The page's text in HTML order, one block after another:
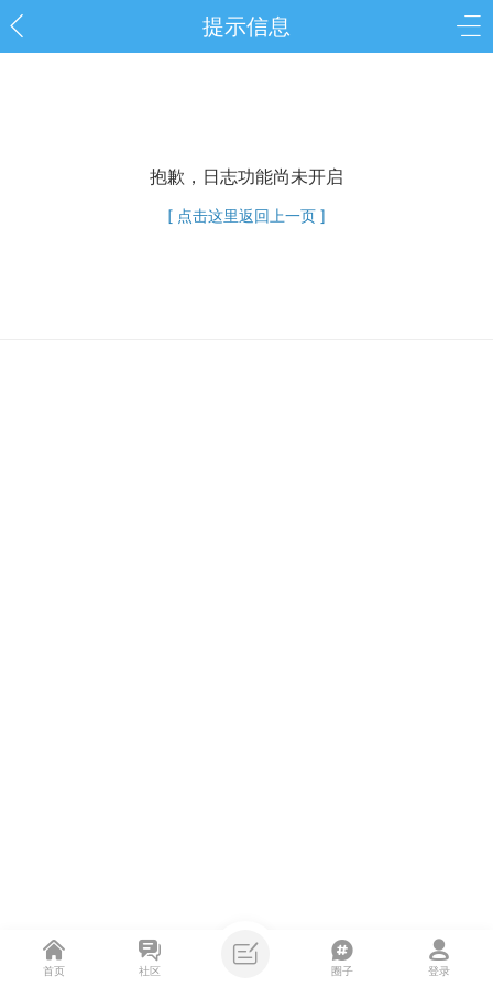
提示信息
抱歉，日志功能尚未开启
[ 点击这里返回上一页 ]
首页 社区 圈子 登录